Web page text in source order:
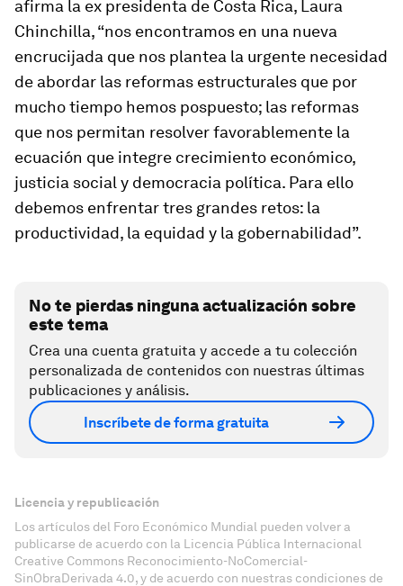
afirma la ex presidenta de Costa Rica, Laura
Chinchilla, “nos encontramos en una nueva
encrucijada que nos plantea la urgente necesidad
de abordar las reformas estructurales que por
mucho tiempo hemos pospuesto; las reformas
que nos permitan resolver favorablemente la
ecuación que integre crecimiento económico,
justicia social y democracia política. Para ello
debemos enfrentar tres grandes retos: la
productividad, la equidad y la gobernabilidad”.
No te pierdas ninguna actualización sobre
este tema
Crea una cuenta gratuita y accede a tu colección
personalizada de contenidos con nuestras últimas
publicaciones y análisis.
Inscríbete de forma gratuita
Licencia y republicación
Los artículos del Foro Económico Mundial pueden volver a
publicarse de acuerdo con la Licencia Pública Internacional
Creative Commons Reconocimiento-NoComercial-
SinObraDerivada 4.0, y de acuerdo con nuestras condiciones de